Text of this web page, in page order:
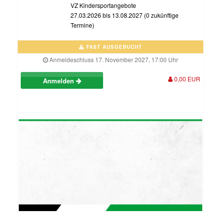
VZ Kindersportangebote
27.03.2026 bis 13.08.2027 (0 zukünftige
Termine)
FAST AUSGEBUCHT
Anmeldeschluss 17. November 2027, 17:00 Uhr
Anmelden 0,00 EUR